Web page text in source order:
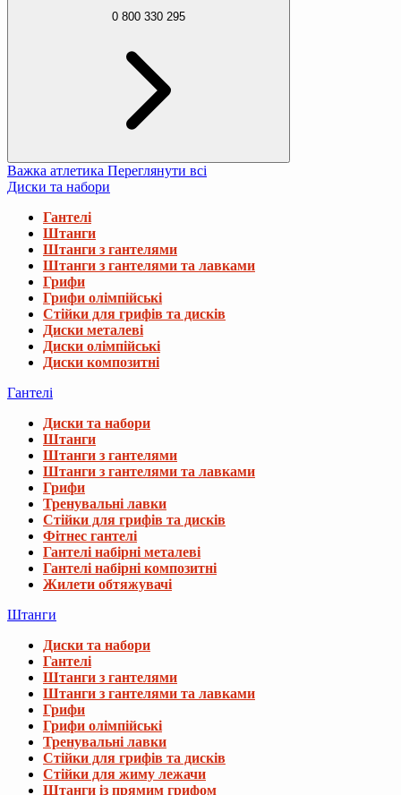
0 800 330 295
Важка атлетика Переглянути всі
Диски та набори
Гантелі
Штанги
Штанги з гантелями
Штанги з гантелями та лавками
Грифи
Грифи олімпійські
Стійки для грифів та дисків
Диски металеві
Диски олімпійські
Диски композитні
Гантелі
Диски та набори
Штанги
Штанги з гантелями
Штанги з гантелями та лавками
Грифи
Тренувальні лавки
Стійки для грифів та дисків
Фітнес гантелі
Гантелі набірні металеві
Гантелі набірні композитні
Жилети обтяжувачі
Штанги
Диски та набори
Гантелі
Штанги з гантелями
Штанги з гантелями та лавками
Грифи
Грифи олімпійські
Тренувальні лавки
Стійки для грифів та дисків
Стійки для жиму лежачи
Штанги із прямим грифом